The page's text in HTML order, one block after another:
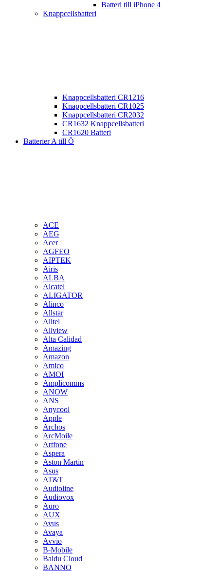
Batteri till iPhone 4
Knappcellsbatteri
Knappcellsbatteri CR1216
Knappcellsbatteri CR1025
Knappcellsbatteri CR2032
CR1632 Knappcellsbatteri
CR1620 Batteri
Batterier A till Ö
ACE
AEG
Acer
AGFEO
AIPTEK
Airis
ALBA
Alcatel
ALIGATOR
Alinco
Allstar
Alltel
Allview
Alta Calidad
Amazing
Amazon
Amico
AMOI
Amplicomms
ANOW
ANS
Anycool
Apple
Archos
ArcMoile
Artfone
Aspera
Aston Martin
Asus
AT&T
Audioline
Audiovox
Auro
AUX
Avus
Avaya
Avvio
B-Mobile
Baidu Cloud
BANNO